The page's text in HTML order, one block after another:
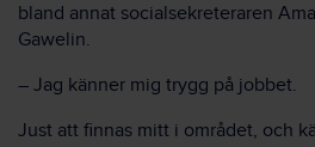
bland annat socialsekreteraren
Gawelin.
– Jag känner mig trygg på jobbet.
Just att finnas mitt i området, och